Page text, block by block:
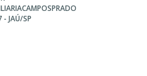
- JAÚ/SP